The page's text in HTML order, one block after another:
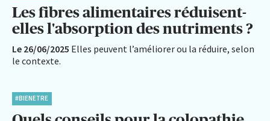
Les fibres alimentaires réduisent-
elles l'absorption des nutriments ?
Le 26/06/2025 Elles peuvent l’améliorer ou la réduire, selon
le contexte.
#BIENETRE